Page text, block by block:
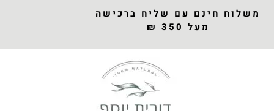
משלוח חינם עם שליח ברכישה
מעל 350 ₪